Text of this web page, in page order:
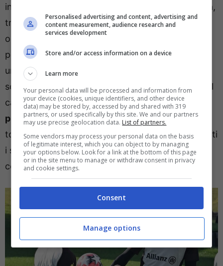
investimento alto per strapparlo alla concorrenza,
tra cui c’era anche laRoma di Ghisolfi e Ranieri
oltre ad alcuni club di Premier League. Il
portogheseclasse 2003,doveva rappresentare
una buona alternativa sulla fascia destra,
soprattutto dopo la partenza diDanilo. In realtà il
campo l’ha visto poco, con un complessivo di
presenze in Serie A, nessuna da titolare, per un
totale di cento minuti giocati, a cui vanno sommati
i sei disputati inCoppa Italia, nei quarti di finale
contro l’Empoli di Roberto D’Aversa.
Personalised advertising and content, advertising and
content measurement, audience research and
services development
Store and/or access information on a device
Learn more
Your personal data will be processed and information from
your device (cookies, unique identifiers, and other device
data) may be stored by, accessed by and shared with 319
partners, or used specifically by this site. We and our partners
may use precise geolocation data. List of partners.
Some vendors may process your personal data on the basis
of legitimate interest, which you can object to by managing
your options below. Look for a link at the bottom of this page
or in the site menu to manage or withdraw consent in privacy
and cookie settings.
Consent
Manage options